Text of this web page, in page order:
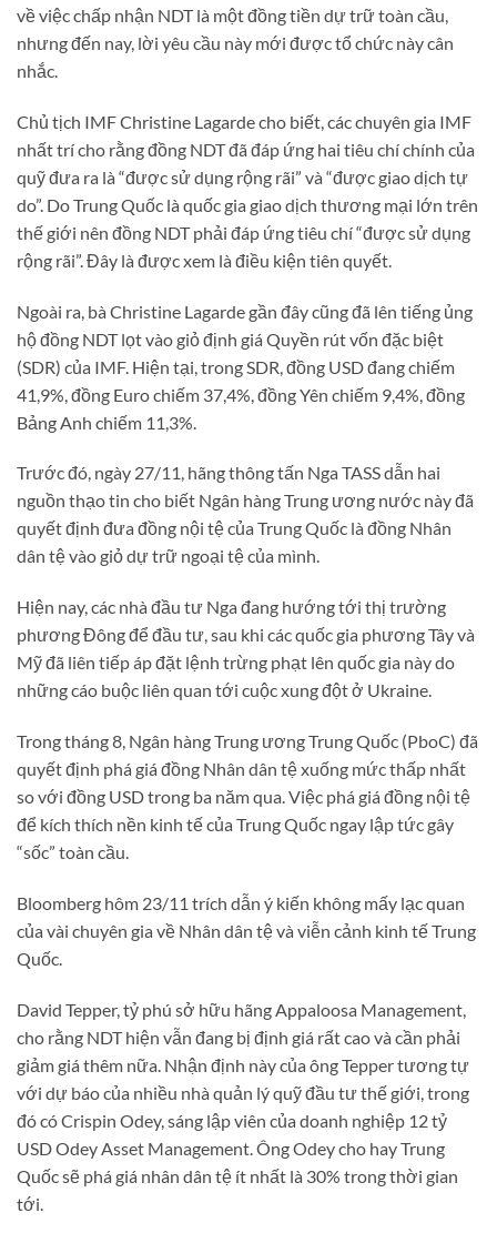
về việc chấp nhận NDT là một đồng tiền dự trữ toàn cầu,
nhưng đến nay, lời yêu cầu này mới được tổ chức này cân
nhắc.
Chủ tịch IMF Christine Lagarde cho biết, các chuyên gia IMF
nhất trí cho rằng đồng NDT đã đáp ứng hai tiêu chí chính của
quỹ đưa ra là “được sử dụng rộng rãi” và “được giao dịch tự
do”. Do Trung Quốc là quốc gia giao dịch thương mại lớn trên
thế giới nên đồng NDT phải đáp ứng tiêu chí “được sử dụng
rộng rãi”. Đây là được xem là điều kiện tiên quyết.
Ngoài ra, bà Christine Lagarde gần đây cũng đã lên tiếng ủng
hộ đồng NDT lọt vào giỏ định giá Quyền rút vốn đặc biệt
(SDR) của IMF. Hiện tại, trong SDR, đồng USD đang chiếm
41,9%, đồng Euro chiếm 37,4%, đồng Yên chiếm 9,4%, đồng
Bảng Anh chiếm 11,3%.
Trước đó, ngày 27/11, hãng thông tấn Nga TASS dẫn hai
nguồn thạo tin cho biết Ngân hàng Trung ương nước này đã
quyết định đưa đồng nội tệ của Trung Quốc là đồng Nhân
dân tệ vào giỏ dự trữ ngoại tệ của mình.
Hiện nay, các nhà đầu tư Nga đang hướng tới thị trường
phương Đông để đầu tư, sau khi các quốc gia phương Tây và
Mỹ đã liên tiếp áp đặt lệnh trừng phạt lên quốc gia này do
những cáo buộc liên quan tới cuộc xung đột ở Ukraine.
Trong tháng 8, Ngân hàng Trung ương Trung Quốc (PboC) đã
quyết định phá giá đồng Nhân dân tệ xuống mức thấp nhất
so với đồng USD trong ba năm qua. Việc phá giá đồng nội tệ
để kích thích nền kinh tế của Trung Quốc ngay lập tức gây
“sốc” toàn cầu.
Bloomberg hôm 23/11 trích dẫn ý kiến không mấy lạc quan
của vài chuyên gia về Nhân dân tệ và viễn cảnh kinh tế Trung
Quốc.
David Tepper, tỷ phú sở hữu hãng Appaloosa Management,
cho rằng NDT hiện vẫn đang bị định giá rất cao và cần phải
giảm giá thêm nữa. Nhận định này của ông Tepper tương tự
với dự báo của nhiều nhà quản lý quỹ đầu tư thế giới, trong
đó có Crispin Odey, sáng lập viên của doanh nghiệp 12 tỷ
USD Odey Asset Management. Ông Odey cho hay Trung
Quốc sẽ phá giá nhân dân tệ ít nhất là 30% trong thời gian
tới.